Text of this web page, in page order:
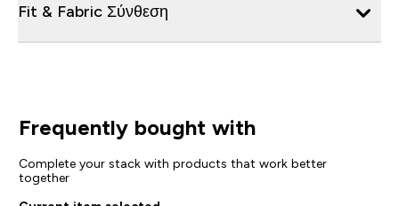
Fit & Fabric Σύνθεση
Frequently bought with
Complete your stack with products that work better
together